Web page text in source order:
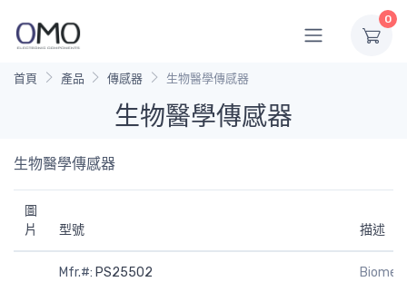
0
首頁 產品 傳感器 生物醫學傳感器
生物醫學傳感器
生物醫學傳感器
圖
片
型號 描述
Mfr.#: PS25502